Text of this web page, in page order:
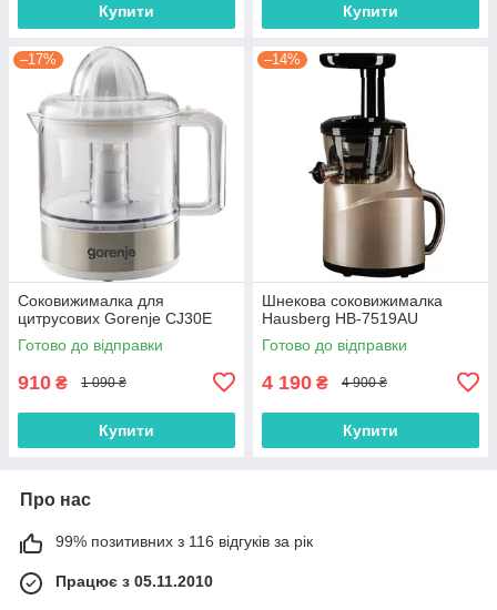
Купити Купити
–17%
Соковижималка для
цитрусових Gorenje CJ30E
Готово до відправки
910 ₴ 1 090 ₴
Купити
–14%
Шнекова соковижималка
Hausberg HB-7519AU
Готово до відправки
4 190 ₴ 4 900 ₴
Купити
Про нас
99% позитивних з 116 відгуків за рік
Працює з 05.11.2010